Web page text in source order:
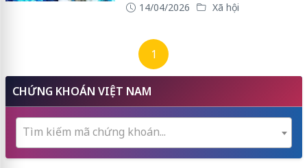
14/04/2026 Xã hội
1
CHỨNG KHOÁN VIỆT NAM
Tìm kiếm mã chứng khoán...